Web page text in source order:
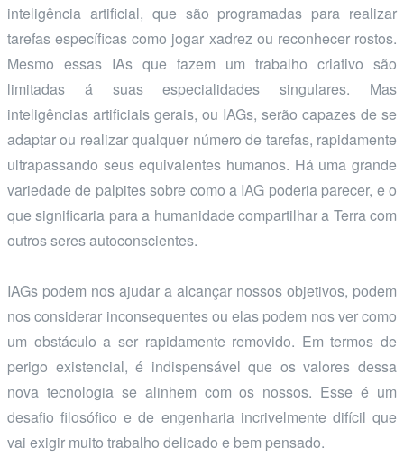
inteligência artificial, que são programadas para realizar
tarefas específicas como jogar xadrez ou reconhecer rostos.
Mesmo essas IAs que fazem um trabalho criativo são
limitadas á suas especialidades singulares. Mas
inteligências artificiais gerais, ou IAGs, serão capazes de se
adaptar ou realizar qualquer número de tarefas, rapidamente
ultrapassando seus equivalentes humanos. Há uma grande
variedade de palpites sobre como a IAG poderia parecer, e o
que significaria para a humanidade compartilhar a Terra com
outros seres autoconscientes.
IAGs podem nos ajudar a alcançar nossos objetivos, podem
nos considerar inconsequentes ou elas podem nos ver como
um obstáculo a ser rapidamente removido. Em termos de
perigo existencial, é indispensável que os valores dessa
nova tecnologia se alinhem com os nossos. Esse é um
desafio filosófico e de engenharia incrivelmente difícil que
vai exigir muito trabalho delicado e bem pensado.